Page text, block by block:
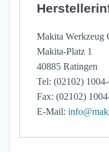
Makita Werkzeug
Makita-Platz 1
40885 Ratingen
Tel: (02102)
Fax: (02102)
E-Mail: